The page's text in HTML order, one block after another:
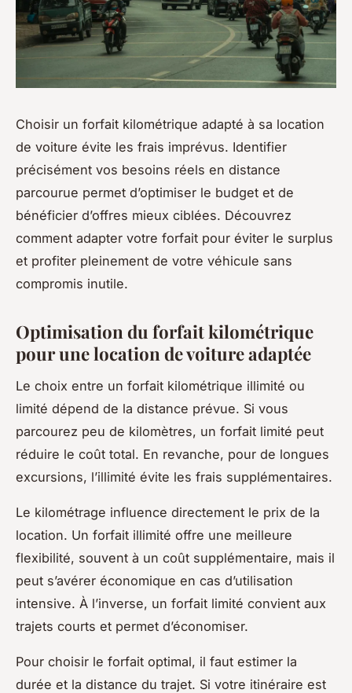
Choisir un forfait kilométrique adapté à sa location
de voiture évite les frais imprévus. Identifier
précisément vos besoins réels en distance
parcourue permet d’optimiser le budget et de
bénéficier d’offres mieux ciblées. Découvrez
comment adapter votre forfait pour éviter le surplus
et profiter pleinement de votre véhicule sans
compromis inutile.
Optimisation du forfait kilométrique
pour une location de voiture adaptée
Le choix entre un forfait kilométrique illimité ou
limité dépend de la distance prévue. Si vous
parcourez peu de kilomètres, un forfait limité peut
réduire le coût total. En revanche, pour de longues
excursions, l’illimité évite les frais supplémentaires.
Le kilométrage influence directement le prix de la
location. Un forfait illimité offre une meilleure
flexibilité, souvent à un coût supplémentaire, mais il
peut s’avérer économique en cas d’utilisation
intensive. À l’inverse, un forfait limité convient aux
trajets courts et permet d’économiser.
Pour choisir le forfait optimal, il faut estimer la
durée et la distance du trajet. Si votre itinéraire est